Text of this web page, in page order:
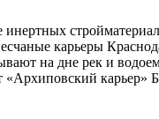
карьеры
на дне рек и
карьер»